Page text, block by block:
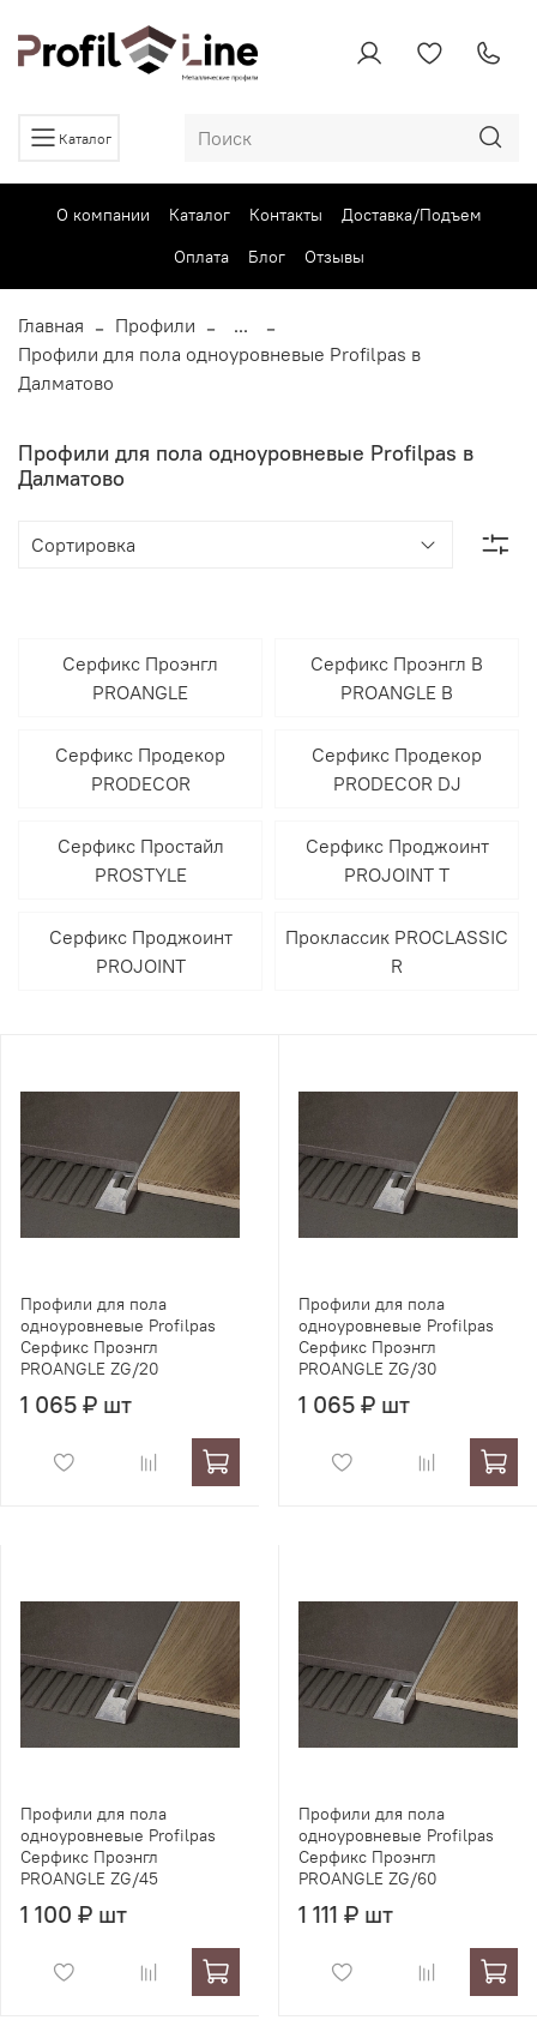
Каталог
О компании Каталог Контакты
Доставка/Подъем
Оплата
Блог Отзывы
Главная Профили
...
Профили для пола одноуровневые Profilpas в
Далматово
Профили для пола одноуровневые Profilpas в
Далматово
Серфикс Проэнгл
PROANGLE
Серфикс Проэнгл В
PROANGLE B
Серфикс Продекор
PRODECOR
Серфикс Продекор
PRODECOR DJ
Серфикс Простайл
PROSTYLE
Серфикс Проджоинт
PROJOINT T
Серфикс Проджоинт
PROJOINT
Проклассик PROCLASSIC
R
Профили для пола
одноуровневые Profilpas
Серфикс Проэнгл
PROANGLE ZG/20
1 065 ₽ шт
Профили для пола
одноуровневые Profilpas
Серфикс Проэнгл
PROANGLE ZG/30
1 065 ₽ шт
Профили для пола
одноуровневые Profilpas
Серфикс Проэнгл
PROANGLE ZG/45
1 100 ₽ шт
Профили для пола
одноуровневые Profilpas
Серфикс Проэнгл
PROANGLE ZG/60
1 111 ₽ шт